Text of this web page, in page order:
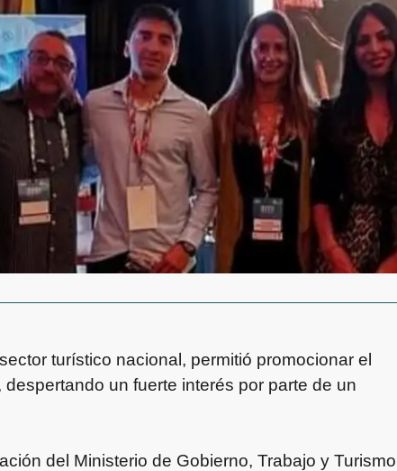
turístico nacional, permitió promocionar el
un fuerte interés por parte de un
del Ministerio de Gobierno, Trabajo y Turismo